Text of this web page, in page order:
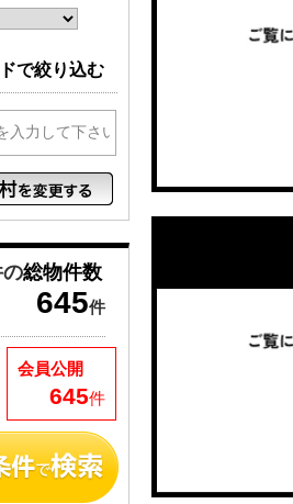
で絞り込む
総物件数
645件
会員公開
645件